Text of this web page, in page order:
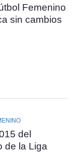
Femenino
sin cambios
del
de la Liga